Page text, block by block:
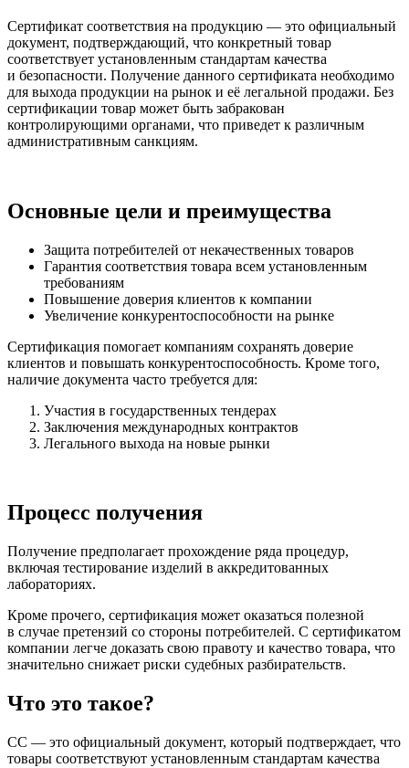
Сертификат соответствия на продукцию — это официальный
документ, подтверждающий, что конкретный товар
соответствует установленным стандартам качества
и безопасности. Получение данного сертификата необходимо
для выхода продукции на рынок и её легальной продажи. Без
сертификации товар может быть забракован
контролирующими органами, что приведет к различным
административным санкциям.
Основные цели и преимущества
Защита потребителей от некачественных товаров
Гарантия соответствия товара всем установленным
требованиям
Повышение доверия клиентов к компании
Увеличение конкурентоспособности на рынке
Сертификация помогает компаниям сохранять доверие
клиентов и повышать конкурентоспособность. Кроме того,
наличие документа часто требуется для:
Участия в государственных тендерах
Заключения международных контрактов
Легального выхода на новые рынки
Процесс получения
Получение предполагает прохождение ряда процедур,
включая тестирование изделий в аккредитованных
лабораториях.
Кроме прочего, сертификация может оказаться полезной
в случае претензий со стороны потребителей. С сертификатом
компании легче доказать свою правоту и качество товара, что
значительно снижает риски судебных разбирательств.
Что это такое?
СС — это официальный документ, который подтверждает, что
товары соответствуют установленным стандартам качества